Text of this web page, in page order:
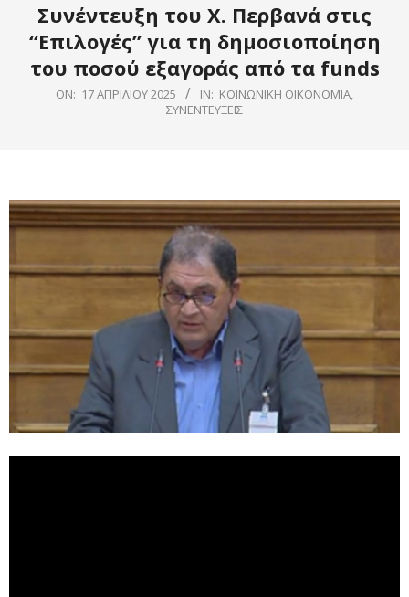
Συνέντευξη του Χ. Περβανά στις
“Επιλογές” για τη δημοσιοποίηση
του ποσού εξαγοράς από τα funds
ON: 17 ΑΠΡΙΛΊΟΥ 2025 IN: ΚΟΙΝΩΝΙΚΉ ΟΙΚΟΝΟΜΊΑ,
ΣΥΝΕΝΤΕΎΞΕΙΣ